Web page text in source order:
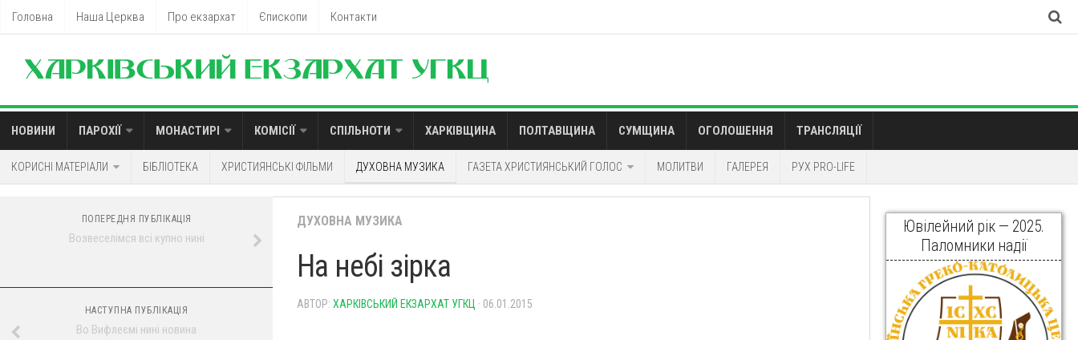
Головна Наша Церква Про екзархат Єпископи Контакти
НОВИНИ ПАРОХІЇ МОНАСТИРІ КОМІСІЇ СПІЛЬНОТИ ХАРКІВЩИНА ПОЛТАВЩИНА СУМЩИНА ОГОЛОШЕННЯ ТРАНСЛЯЦІЇ
КОРИСНІ МАТЕРІАЛИ БІБЛІОТЕКА ХРИСТИЯНСЬКІ ФІЛЬМИ ДУХОВНА МУЗИКА ГАЗЕТА ХРИСТИЯНСЬКИЙ ГОЛОС МОЛИТВИ ГАЛЕРЕЯ РУХ PRO-LIFE
ДУХОВНА МУЗИКА
На небі зірка
АВТОР: ХАРКІВСЬКИЙ ЕКЗАРХАТ УГКЦ · 06.01.2015
ПОПЕРЕДНЯ ПУБЛІКАЦІЯ
Возвеселімся всі купно нині
НАСТУПНА ПУБЛІКАЦІЯ
Во Вифлеємі нині новина
Ювілейний рік — 2025.
Паломники надії